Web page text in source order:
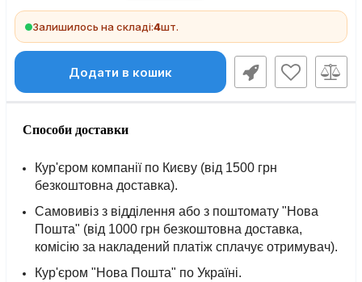
Залишилось на складі:4шт.
Додати в кошик
Способи доставки
Кур'єром компанії по Києву (від 1500 грн
безкоштовна доставка).
Самовивіз з відділення або з поштомату "Нова
Пошта" (від 1000 грн безкоштовна доставка,
комісію за накладений платіж сплачує отримувач).
Кур'єром "Нова Пошта" по Україні.